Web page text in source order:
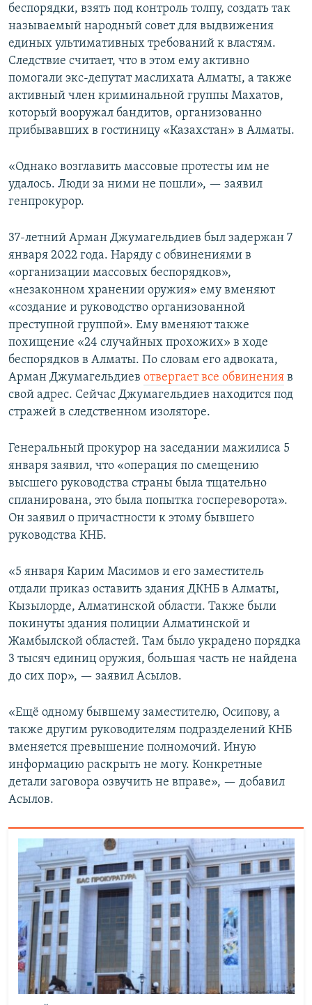
беспорядки, взять под контроль толпу, создать так
называемый народный совет для выдвижения
единых ультимативных требований к властям.
Следствие считает, что в этом ему активно
помогали экс-депутат маслихата Алматы, а также
активный член криминальной группы Махатов,
который вооружал бандитов, организованно
прибывавших в гостиницу «Казахстан» в Алматы.
«Однако возглавить массовые протесты им не
удалось. Люди за ними не пошли», — заявил
генпрокурор.
37-летний Арман Джумагельдиев был задержан 7
января 2022 года. Наряду с обвинениями в
«организации массовых беспорядков»,
«незаконном хранении оружия» ему вменяют
«создание и руководство организованной
преступной группой». Ему вменяют также
похищение «24 случайных прохожих» в ходе
беспорядков в Алматы. По словам его адвоката,
Арман Джумагельдиев отвергает все обвинения в
свой адрес. Сейчас Джумагельдиев находится под
стражей в следственном изоляторе.
Генеральный прокурор на заседании мажилиса 5
января заявил, что «операция по смещению
высшего руководства страны была тщательно
спланирована, это была попытка госпереворота».
Он заявил о причастности к этому бывшего
руководства КНБ.
«5 января Карим Масимов и его заместитель
отдали приказ оставить здания ДКНБ в Алматы,
Кызылорде, Алматинской области. Также были
покинуты здания полиции Алматинской и
Жамбылской областей. Там было украдено порядка
3 тысяч единиц оружия, большая часть не найдена
до сих пор», — заявил Асылов.
«Ещё одному бывшему заместителю, Осипову, а
также другим руководителям подразделений КНБ
вменяется превышение полномочий. Иную
информацию раскрыть не могу. Конкретные
детали заговора озвучить не вправе», — добавил
Асылов.